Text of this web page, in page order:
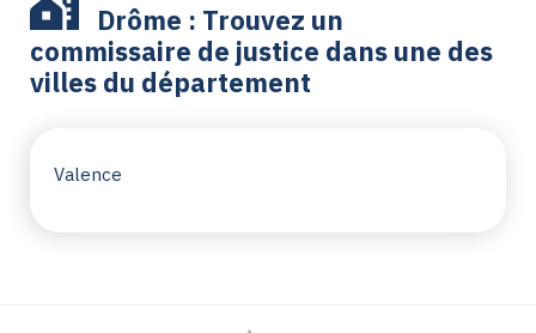
Drôme : Trouvez un
commissaire de justice dans une des
villes du département
Valence